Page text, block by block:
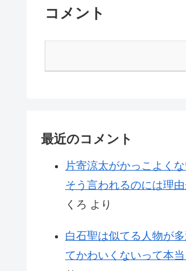
コメント
最近のコメント
片寄涼太がかっこよく
そう言われるのには理
くろ より
白石聖は似てる人物が
てかわいくないって本当